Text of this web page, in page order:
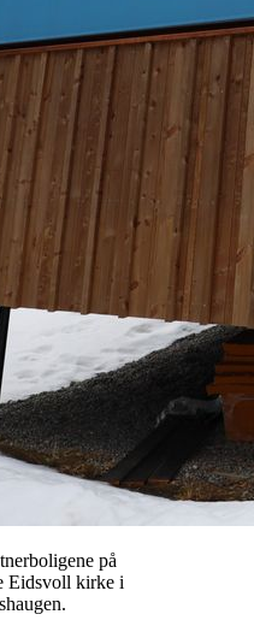
på
Eidsvoll kirke i